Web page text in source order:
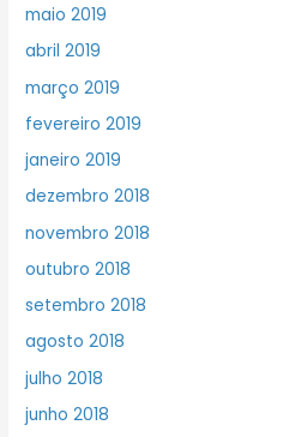
maio 2019
abril 2019
março 2019
fevereiro 2019
janeiro 2019
dezembro 2018
novembro 2018
outubro 2018
setembro 2018
agosto 2018
julho 2018
junho 2018